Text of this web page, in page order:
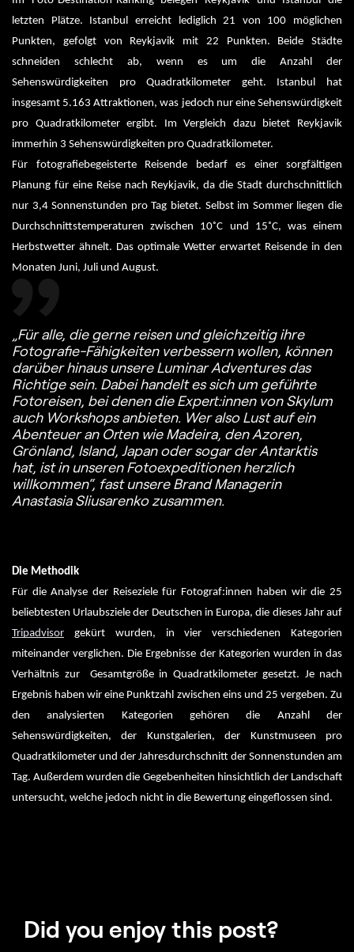
letzten Plätze. Istanbul erreicht lediglich 21 von 100 möglichen
Punkten, gefolgt von Reykjavik mit 22 Punkten. Beide Städte
schneiden schlecht ab, wenn es um die Anzahl der
Sehenswürdigkeiten pro Quadratkilometer geht. Istanbul hat
insgesamt 5.163 Attraktionen, was jedoch nur eine Sehenswürdigkeit
pro Quadratkilometer ergibt. Im Vergleich dazu bietet Reykjavik
immerhin 3 Sehenswürdigkeiten pro Quadratkilometer.
Für fotografiebegeisterte Reisende bedarf es einer sorgfältigen
Planung für eine Reise nach Reykjavik, da die Stadt durchschnittlich
nur 3,4 Sonnenstunden pro Tag bietet. Selbst im Sommer liegen die
Durchschnittstemperaturen zwischen 10˚C und 15˚C, was einem
Herbstwetter ähnelt. Das optimale Wetter erwartet Reisende in den
Monaten Juni, Juli und August.
„Für alle, die gerne reisen und gleichzeitig ihre
Fotografie-Fähigkeiten verbessern wollen, können
darüber hinaus unsere Luminar Adventures das
Richtige sein. Dabei handelt es sich um geführte
Fotoreisen, bei denen die Expert:innen von Skylum
auch Workshops anbieten. Wer also Lust auf ein
Abenteuer an Orten wie Madeira, den Azoren,
Grönland, Island, Japan oder sogar der Antarktis
hat, ist in unseren Fotoexpeditionen herzlich
willkommen“, fast unsere Brand Managerin
Anastasia Sliusarenko zusammen.
Die Methodik
Für die Analyse der Reiseziele für Fotograf:innen haben wir die 25
Tripadvisor gekürt wurden, in vier verschiedenen Kategorien
miteinander verglichen. Die Ergebnisse der Kategorien wurden in das
Verhältnis zur  Gesamtgröße in Quadratkilometer gesetzt. Je nach
Ergebnis haben wir eine Punktzahl zwischen eins und 25 vergeben. Zu
den analysierten Kategorien gehören die Anzahl der
Sehenswürdigkeiten, der Kunstgalerien, der Kunstmuseen pro
Quadratkilometer und der Jahresdurchschnitt der Sonnenstunden am
Tag. Außerdem wurden die Gegebenheiten hinsichtlich der Landschaft
untersucht, welche jedoch nicht in die Bewertung eingeflossen sind.
Did you enjoy this post?